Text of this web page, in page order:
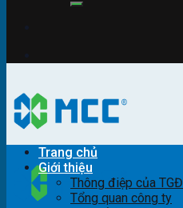
Trang chủ
Giới thiệu
Thông điệp của TGĐ
Tổng quan công ty